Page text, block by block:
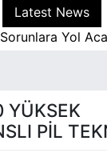
Latest News
Yol
YÜKSEK
PIL